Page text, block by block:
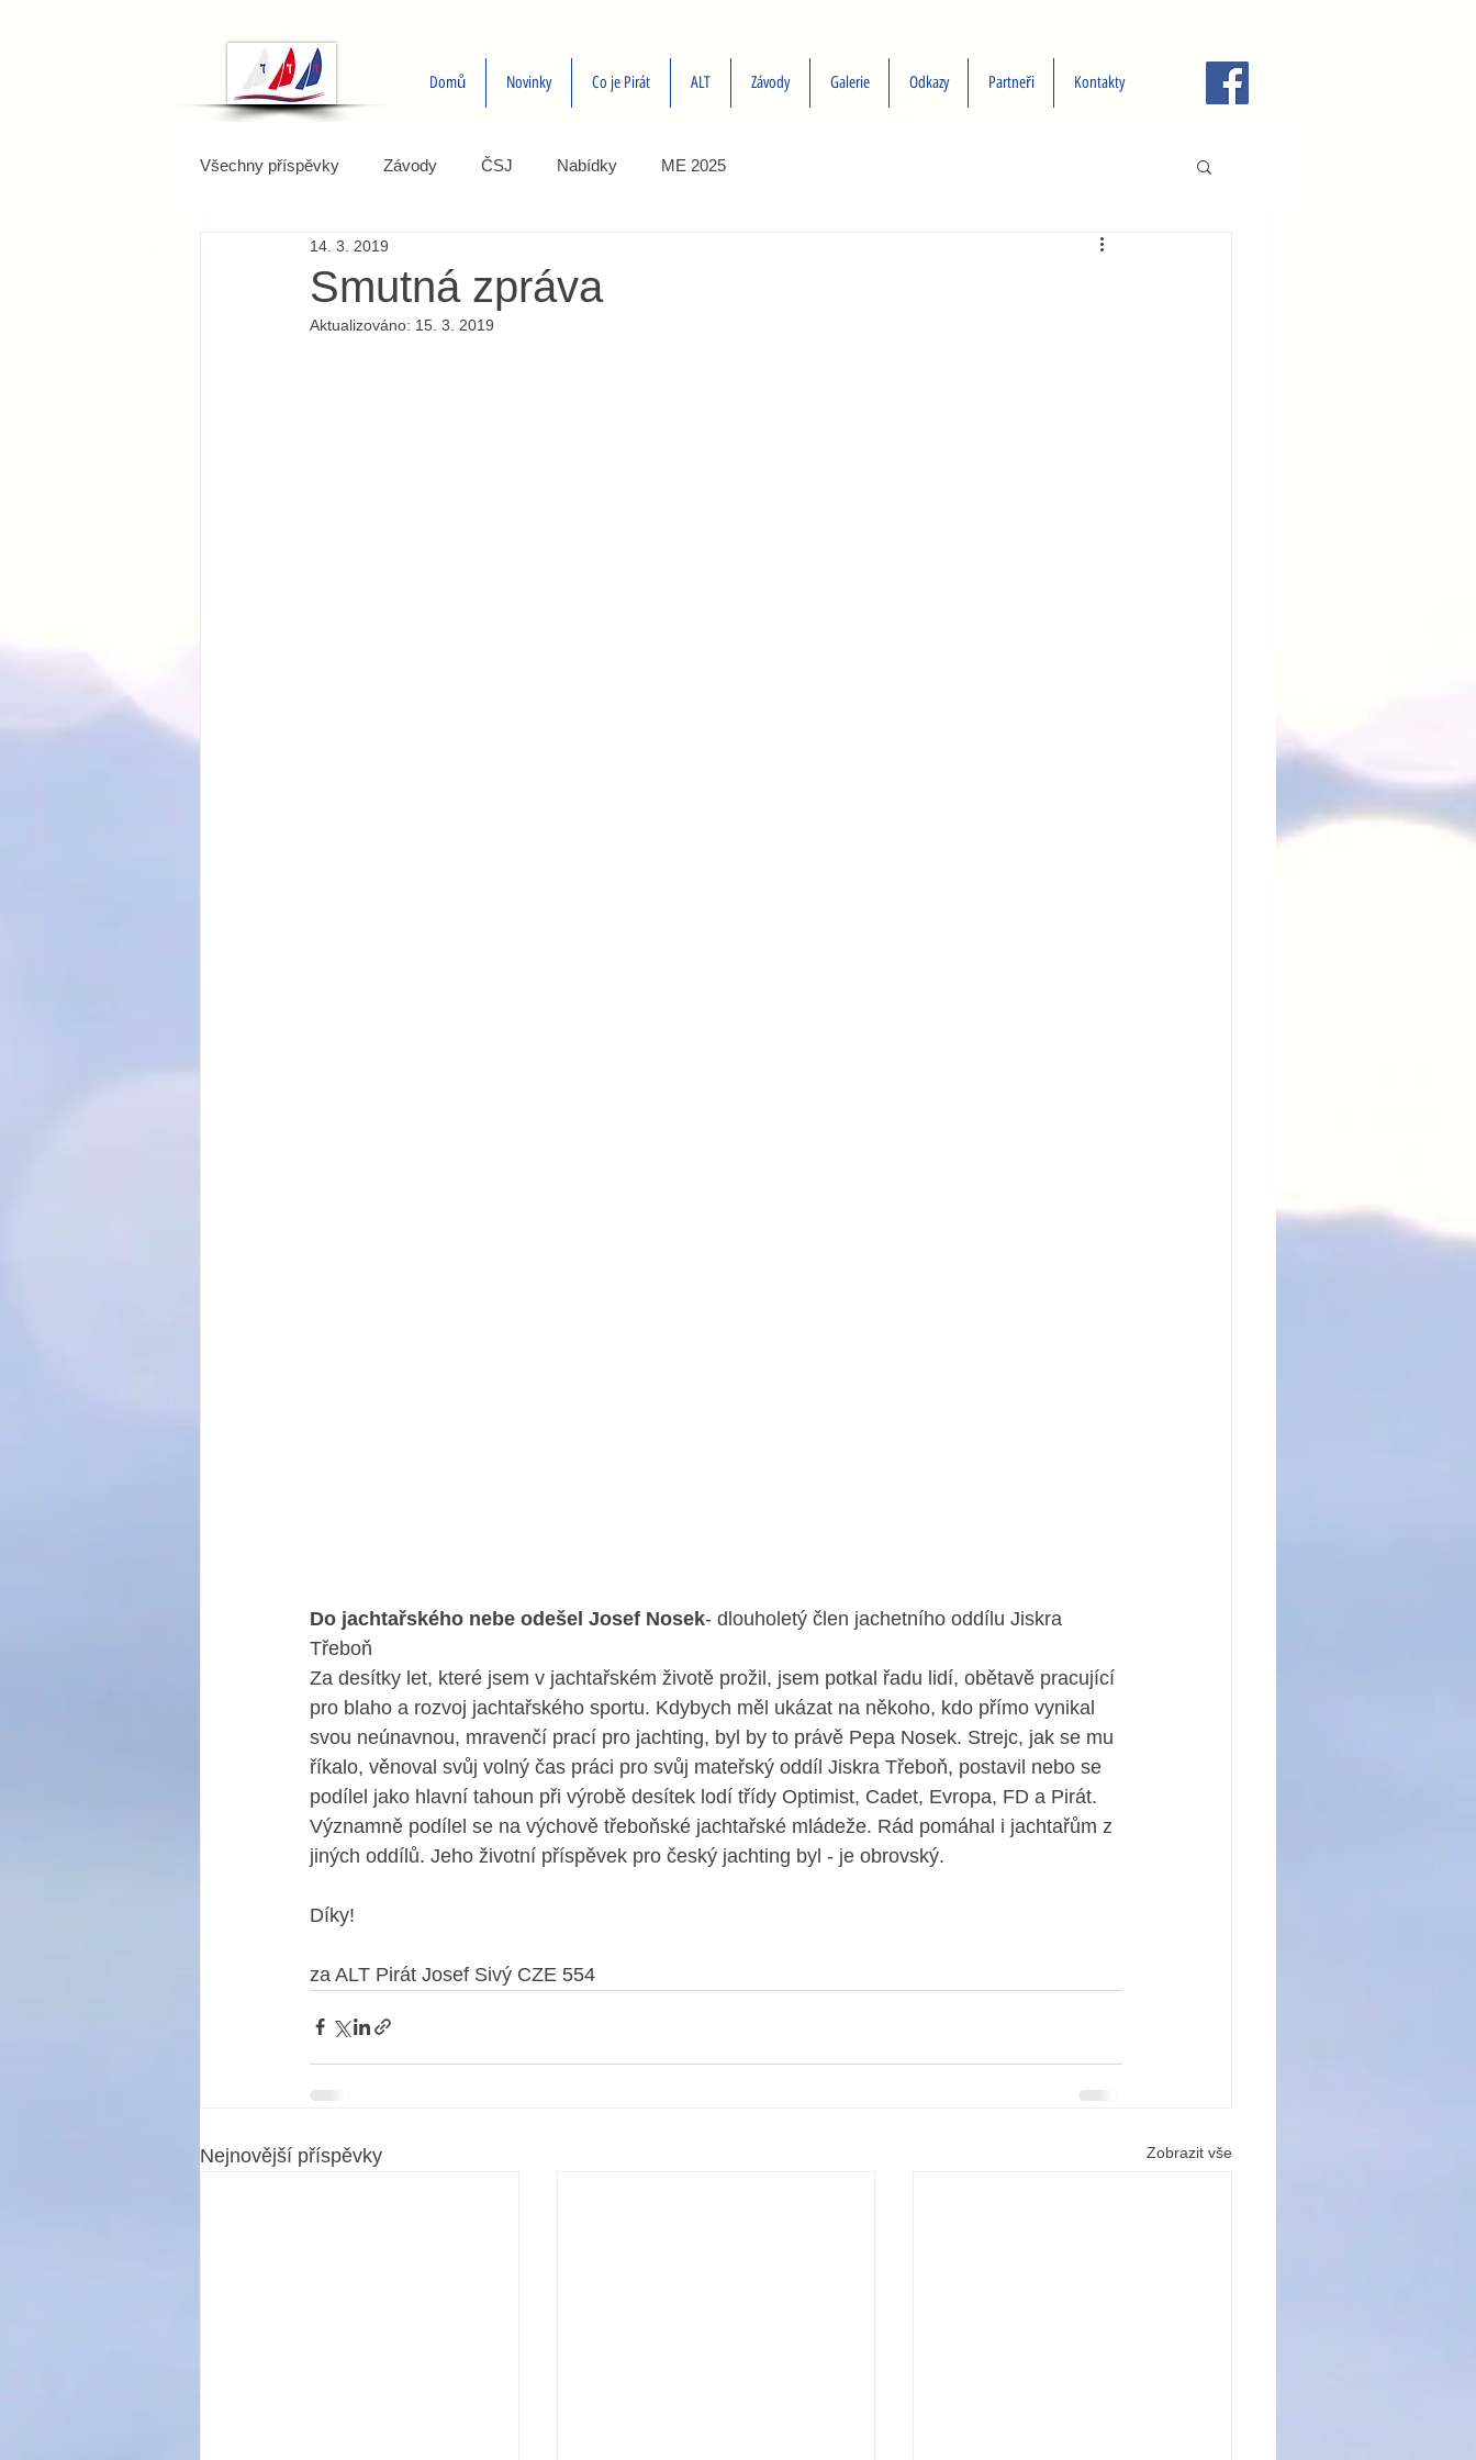
Domů Novinky Co je Pirát ALT Závody Galerie Odkazy Partneři Kontakty
Všechny příspěvky Závody ČSJ Nabídky ME 2025
Smutná zpráva
14. 3. 2019
Aktualizováno: 15. 3. 2019
Do jachtařského nebe odešel Josef Nosek- dlouholetý člen jachetního oddílu Jiskra
Třeboň
Za desítky let, které jsem v jachtařském životě prožil, jsem potkal řadu lidí, obětavě pracující
pro blaho a rozvoj jachtařského sportu. Kdybych měl ukázat na někoho, kdo přímo vynikal
svou neúnavnou, mravenčí prací pro jachting, byl by to právě Pepa Nosek. Strejc, jak se mu
říkalo, věnoval svůj volný čas práci pro svůj mateřský oddíl Jiskra Třeboň, postavil nebo se
podílel jako hlavní tahoun při výrobě desítek lodí třídy Optimist, Cadet, Evropa, FD a Pirát.
Významně podílel se na výchově třeboňské jachtařské mládeže. Rád pomáhal i jachtařům z
jiných oddílů. Jeho životní příspěvek pro český jachting byl - je obrovský.
Díky!
za ALT Pirát Josef Sivý CZE 554
Nejnovější příspěvky Zobrazit vše